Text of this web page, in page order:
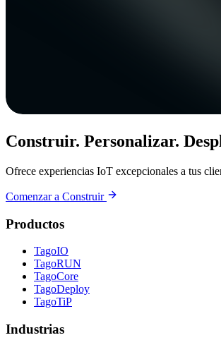
Construir. Personalizar.
Ofrece experiencias IoT excepcionales a tus
Comenzar a Construir
Productos
TagoIO
TagoRUN
TagoCore
TagoDeploy
TagoTiP
Industrias